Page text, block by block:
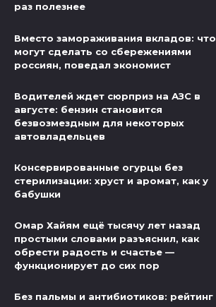
раз полезнее
Вместо замораживания вкладов: что
могут сделать со сбережениями
россиян, поведал экономист
Водителей ждет сюрприз на АЗС в
августе: бензин становится
безвозмездным для некоторых
автовладельцев
Консервированные огурцы без
стерилизации: хруст и аромат, как у
бабушки
Омар Хайям ещё тысячу лет назад
простыми словами разъяснил, как
обрести радость и счастье —
функционирует до сих пор
Без пальмы и антибиотиков: рейтинг